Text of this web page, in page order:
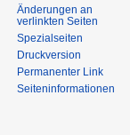
Änderungen an
verlinkten Seiten
Spezialseiten
Druckversion
Permanenter Link
Seiten­informationen